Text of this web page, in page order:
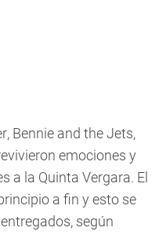
Bennie and the Jets,
emociones y
a la Quinta Vergara. El
a fin y esto se
según